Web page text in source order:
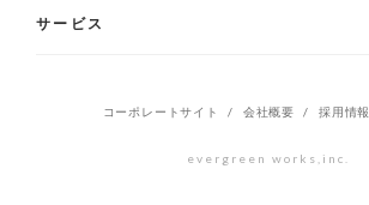
サービス
コーポレートサイト 会社概要 採用情報
evergreen works,inc.